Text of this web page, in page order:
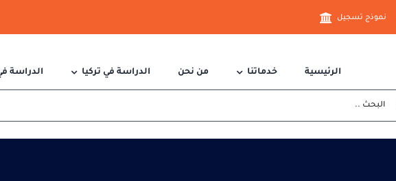
نموذج تسجيل
الرئيسية خدماتنا من نحن الدراسة في تركيا الدراسة